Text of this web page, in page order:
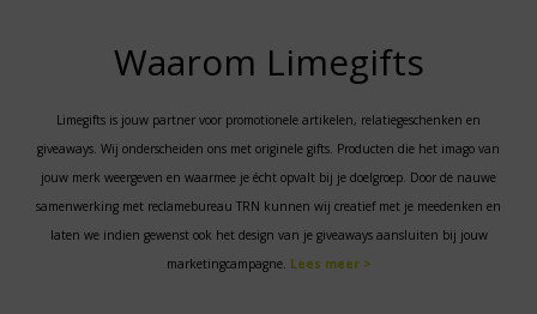
Waarom Limegifts
Limegifts is jouw partner voor promotionele artikelen, relatiegeschenken en
giveaways. Wij onderscheiden ons met originele gifts. Producten die het imago van
jouw merk weergeven en waarmee je écht opvalt bij je doelgroep. Door de nauwe
samenwerking met reclamebureau TRN kunnen wij creatief met je meedenken en
laten we indien gewenst ook het design van je giveaways aansluiten bij jouw
marketingcampagne. Lees meer >